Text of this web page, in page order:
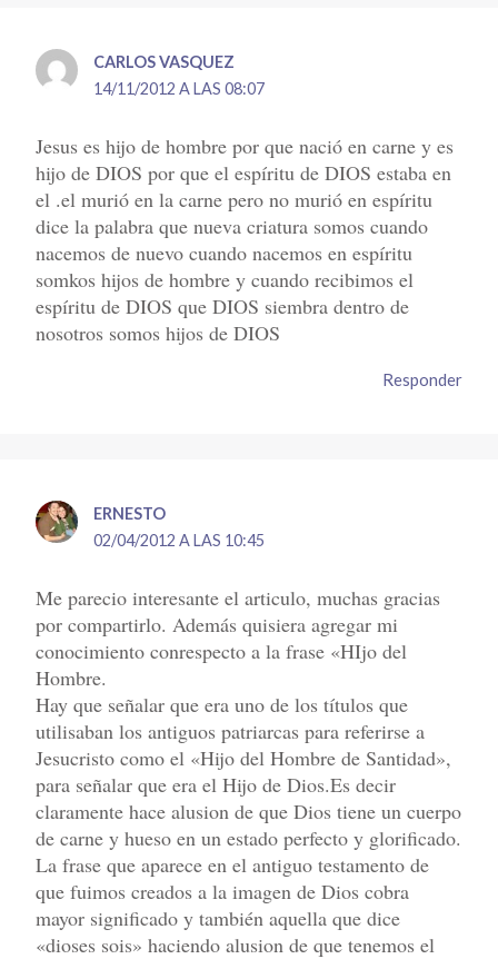
CARLOS VASQUEZ
14/11/2012 A LAS 08:07
Jesus es hijo de hombre por que nació en carne y es
hijo de DIOS por que el espíritu de DIOS estaba en
el .el murió en la carne pero no murió en espíritu
dice la palabra que nueva criatura somos cuando
nacemos de nuevo cuando nacemos en espíritu
somkos hijos de hombre y cuando recibimos el
espíritu de DIOS que DIOS siembra dentro de
nosotros somos hijos de DIOS
Responder
ERNESTO
02/04/2012 A LAS 10:45
Me parecio interesante el articulo, muchas gracias
por compartirlo. Además quisiera agregar mi
conocimiento conrespecto a la frase «HIjo del
Hombre.
Hay que señalar que era uno de los títulos que
utilisaban los antiguos patriarcas para referirse a
Jesucristo como el «Hijo del Hombre de Santidad»,
para señalar que era el Hijo de Dios.Es decir
claramente hace alusion de que Dios tiene un cuerpo
de carne y hueso en un estado perfecto y glorificado.
La frase que aparece en el antiguo testamento de
que fuimos creados a la imagen de Dios cobra
mayor significado y también aquella que dice
«dioses sois» haciendo alusion de que tenemos el